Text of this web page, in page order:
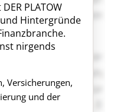
PLATOW
Hintergründe
nirgends
Versicherungen,
und der